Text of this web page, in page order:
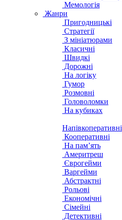
Мемологія
Жанри
Пригодницькі
Стратегії
З мініатюрами
Класичні
Швидкі
Дорожні
На логіку
Гумор
Розмовні
Головоломки
На кубиках
Напівкоперативні
Кооперативні
На пам’ять
Америтреш
Єврогейми
Варгейми
Абстрактні
Рольові
Економічні
Сімейні
Детективні